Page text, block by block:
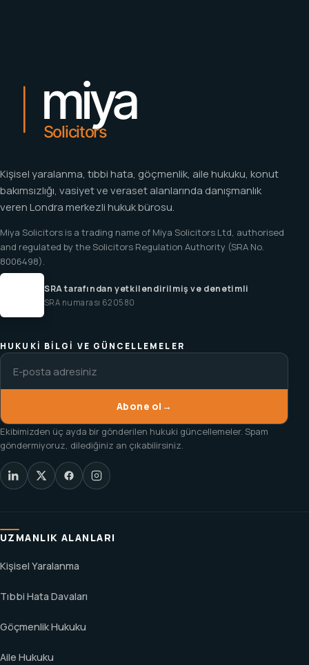
Kişisel yaralanma, tıbbi hata, göçmenlik, aile hukuku, konut
bakımsızlığı, vasiyet ve veraset alanlarında danışmanlık
veren Londra merkezli hukuk bürosu.
Miya Solicitors is a trading name of Miya Solicitors Ltd, authorised
and regulated by the Solicitors Regulation Authority (SRA No.
8006498).
SRA tarafından yetkilendirilmiş ve denetimli
SRA numarası 620580
HUKUKI BILGI VE GÜNCELLEMELER
Abone ol →
Ekibimizden üç ayda bir gönderilen hukuki güncellemeler. Spam
göndermiyoruz, dilediğiniz an çıkabilirsiniz.
UZMANLIK ALANLARI
Kişisel Yaralanma
Tıbbi Hata Davaları
Göçmenlik Hukuku
Aile Hukuku